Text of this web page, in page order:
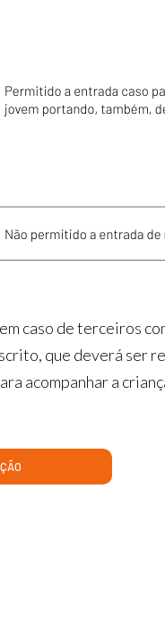
caso de terceiros
que deverá ser
acompanhar a